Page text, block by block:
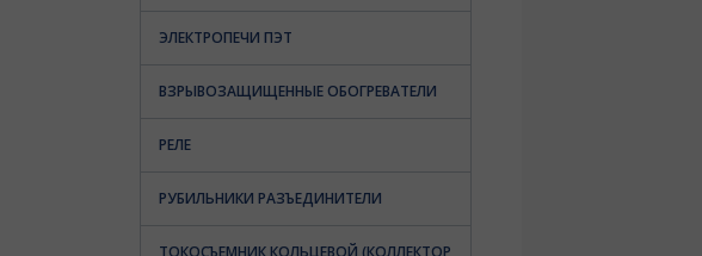
ЭЛЕКТРОПЕЧИ ПЭТ
ВЗРЫВОЗАЩИЩЕННЫЕ ОБОГРЕВАТЕЛИ
РЕЛЕ
РУБИЛЬНИКИ РАЗЪЕДИНИТЕЛИ
ТОКОСЪЕМНИК КОЛЬЦЕВОЙ (КОЛЛЕКТОР